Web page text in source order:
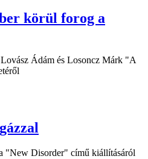
körül forog a
Ádám és Losoncz Márk "A
"New Disorder" című kiállításáról